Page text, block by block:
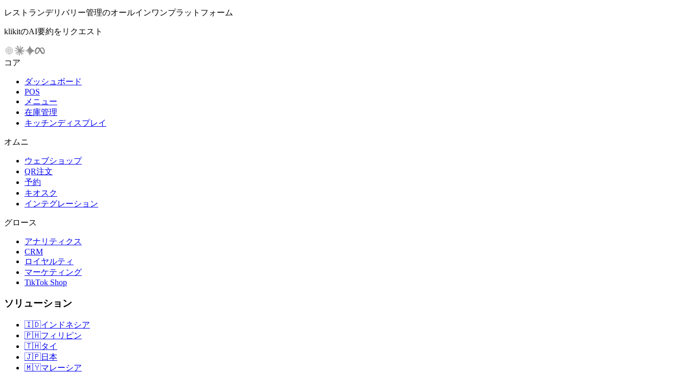
レストランデリバリー管理のオールインワンプラットフォーム
klikitのAI要約をリクエスト
コア
ダッシュボード
POS
メニュー
在庫管理
キッチンディスプレイ
オムニ
ウェブショップ
QR注文
予約
キオスク
インテグレーション
グロース
アナリティクス
CRM
ロイヤルティ
マーケティング
TikTok Shop
ソリューション
🇮🇩インドネシア
🇵🇭フィリピン
🇹🇭タイ
🇯🇵日本
🇲🇾マレーシア